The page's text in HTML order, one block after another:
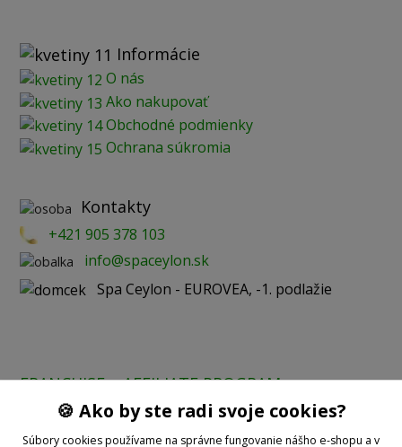
Informácie
O nás
Ako nakupovať
Obchodné podmienky
Ochrana súkromia
Kontakty
+421 905 378 103
info@spaceylon.sk
Spa Ceylon - EUROVEA, -1. podlažie
FRANCHISE AFFILIATE PROGRAM
Prijímame online platby:
🍪 Ako by ste radi svoje cookies?
Súbory cookies používame na správne fungovanie nášho e-shopu a v